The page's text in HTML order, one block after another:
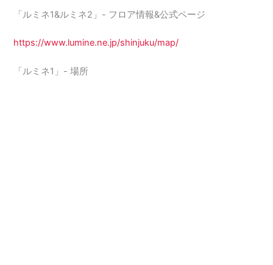
「ルミネ1&ルミネ2」- フロア情報&公式ページ
https://www.lumine.ne.jp/shinjuku/map/
「ルミネ1」- 場所